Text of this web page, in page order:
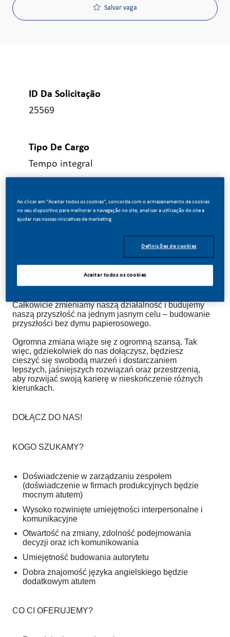
Salvar vaga
ID Da Solicitação
25569
Tipo De Cargo
Tempo integral
Data De Publicação
04/15/2026
TWÓRZ Z NAMI HISTORIĘ!
Całkowicie zmieniamy naszą działalność i budujemy
naszą przyszłość na jednym jasnym celu – budowanie
przyszłości bez dymu papierosowego.
Ogromna zmiana wiąże się z ogromną szansą. Tak
więc, gdziekolwiek do nas dołączysz, będziesz
cieszyć się swobodą marzeń i dostarczaniem
lepszych, jaśniejszych rozwiązań oraz przestrzenią,
aby rozwijać swoją karierę w nieskończenie różnych
kierunkach.
DOŁĄCZ DO NAS!
KOGO SZUKAMY?
Doświadczenie w zarządzaniu zespołem
(doświadczenie w firmach produkcyjnych będzie
mocnym atutem)
Wysoko rozwinięte umiejętności interpersonalne i
komunikacyjne
Otwartość na zmiany, zdolność podejmowania
decyzji oraz ich komunikowania
Umiejętność budowania autorytetu
Dobra znajomość języka angielskiego będzie
dodatkowym atutem
CO CI OFERUJEMY?
Ao clicar em "Aceitar todos os cookies", concorda com o armazenamento de cookies
no seu dispositivo para melhorar a navegação no site, analisar a utilização do site e
ajudar nas nossas iniciativas de marketing.
Definições de cookies
Aceitar todos os cookies